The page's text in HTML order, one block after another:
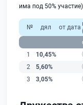
има под 50% участие)
№ дял от дата
1
10,45%
2
5,60%
3
3,05%